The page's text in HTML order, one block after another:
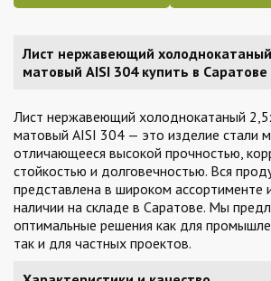
Лист нержавеющий
матовый AISI 304 купить в Саратове
Лист нержавеющий холоднокатаный
матовый AISI 304 — это изделие стали
отличающееся высокой прочностью,
стойкостью и долговечностью. Вся
представлена в широком ассортименте
наличии на складе в Саратове. Мы
оптимальные решения как для
так и для частных проектов.